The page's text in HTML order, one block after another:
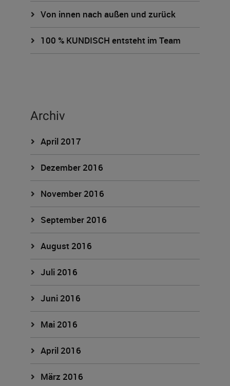
Von innen nach außen und zurück
100 % KUNDISCH entsteht im Team
Archiv
April 2017
Dezember 2016
November 2016
September 2016
August 2016
Juli 2016
Juni 2016
Mai 2016
April 2016
März 2016